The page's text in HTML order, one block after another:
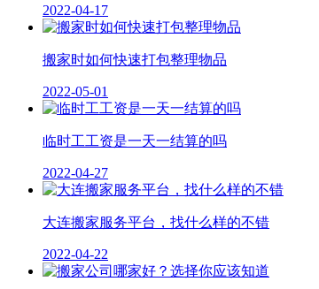
2022-04-17
搬家时如何快速打包整理物品
2022-05-01
临时工工资是一天一结算的吗
2022-04-27
大连搬家服务平台，找什么样的不错
2022-04-22